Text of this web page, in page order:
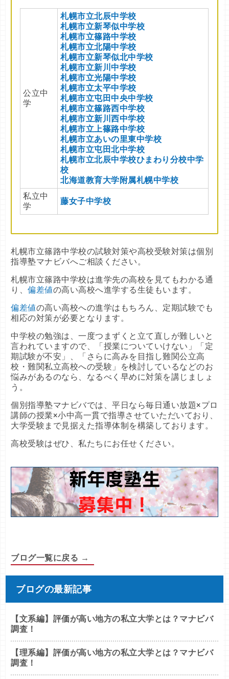
公立中
学
札幌市立北辰中学校
札幌市立新琴似中学校
札幌市立篠路中学校
札幌市立北陽中学校
札幌市立新琴似北中学校
札幌市立新川中学校
札幌市立光陽中学校
札幌市立太平中学校
札幌市立屯田中央中学校
札幌市立篠路西中学校
札幌市立新川西中学校
札幌市立上篠路中学校
札幌市立あいの里東中学校
札幌市立屯田北中学校
札幌市立北辰中学校ひまわり分校中学
校
北海道教育大学附属札幌中学校
私立中
学
藤女子中学校
札幌市立篠路中学校の試験対策や高校受験対策は個別
指導塾マナビバへご相談ください。
札幌市立篠路中学校は進学先の高校を見てもわかる通
り、偏差値の高い高校へ進学する生徒もいます。
偏差値の高い高校への進学はもちろん、定期試験でも
相応の対策が必要となります。
中学校の勉強は、一度つまずくと立て直しが難しいと
言われていますので、「授業についていけない」「定
期試験が不安」、「さらに高みを目指し難関公立高
校・難関私立高校への受験」を検討しているなどのお
悩みがあるのなら、なるべく早めに対策を講じましょ
う。
個別指導塾マナビバでは、平日なら毎日通い放題×プロ
講師の授業×小中高一貫で指導させていただいており、
大学受験まで見据えた指導体制を構築しております。
高校受験はぜひ、私たちにお任せください。
ブログ一覧に戻る →
ブログの最新記事
【文系編】評価が高い地方の私立大学とは？マナビバ
調査！
【理系編】評価が高い地方の私立大学とは？マナビバ
調査！